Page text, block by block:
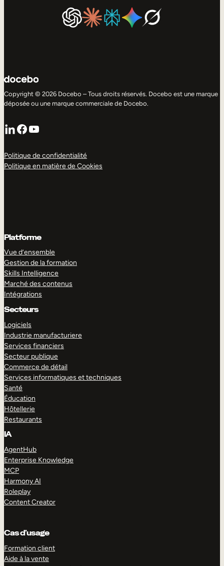
Copyright © 2026 Docebo – Tous droits réservés. Docebo est une marque
déposée ou une marque commerciale de Docebo.
LinkedIn
Facebook
YouTube
Politique de confidentialité
Politique en matière de Cookies
Platforme
Vue d’ensemble
Gestion de la formation
Skills Intelligence
Marché des contenus
Intégrations
Secteurs
Logiciels
Industrie manufacturiere
Services financiers
Secteur publique
Commerce de détail
Services informatiques et techniques
Santé
Éducation
Hôtellerie
Restaurants
IA
AgentHub
Enterprise Knowledge
MCP
Harmony AI
Roleplay
Content Creator
Cas d’usage
Formation client
Aide à la vente